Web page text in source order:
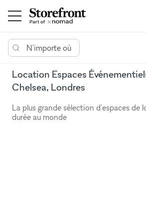
N'importe où
Location Espaces
Chelsea, Londres
La plus grande sélection d'espaces de
durée au monde